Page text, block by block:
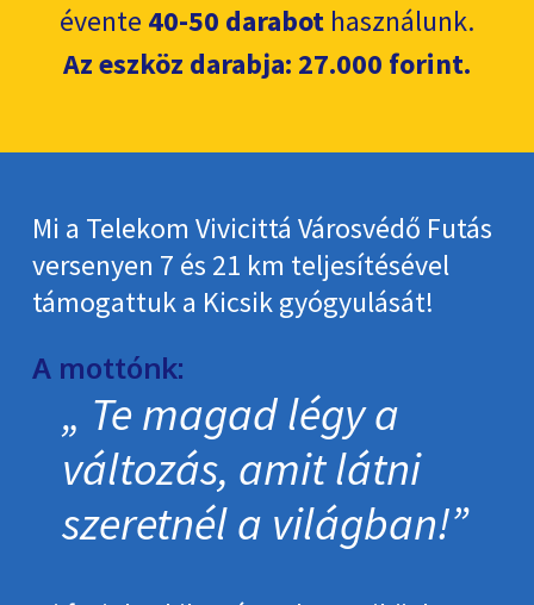
évente 40-50 darabothasználunk.
Az eszköz darabja: 27.000 forint.
Mi a Telekom Vivicittá Városvédő Futás
versenyen 7 és 21 km teljesítésével
támogattuk a Kicsik gyógyulását!
A mottónk:
Te magad légy a
változás, amit látni
szeretnél a világban!